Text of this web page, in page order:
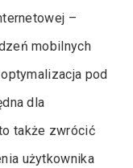
–
mobilnych
pod
dla
także zwrócić
użytkownika